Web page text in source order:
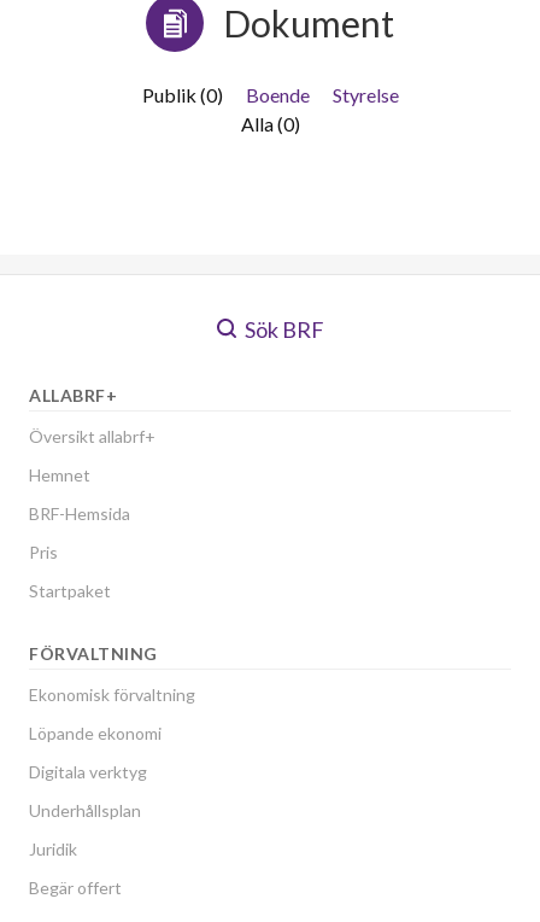
Dokument
Publik (0) Boende
Styrelse
Alla (0)
Sök BRF
ALLABRF+
Översikt allabrf+
Hemnet
BRF-Hemsida
Pris
Startpaket
FÖRVALTNING
Ekonomisk förvaltning
Löpande ekonomi
Digitala verktyg
Underhållsplan
Juridik
Begär offert